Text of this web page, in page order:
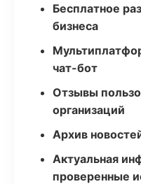
Бесплатное
бизнеса
чат-бот
Отзывы
организаций
Архив
Актуальная
проверенные